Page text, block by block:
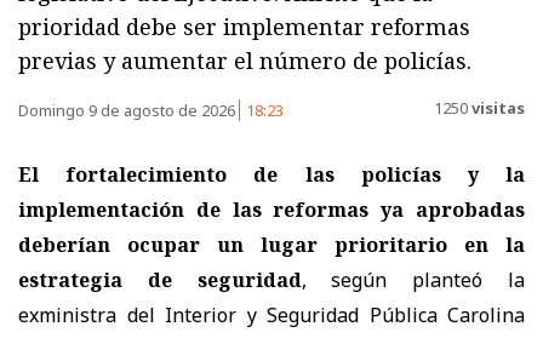
prioridad debe ser implementar reformas
previas y aumentar el número de policías.
Domingo 9 de agosto de 2026 18:23 1250visitas
El fortalecimiento de las policías y la
implementación de las reformas ya aprobadas
deberían ocupar un lugar prioritario en la
estrategia de seguridad, según planteó la
exministra del Interior y Seguridad Pública Carolina